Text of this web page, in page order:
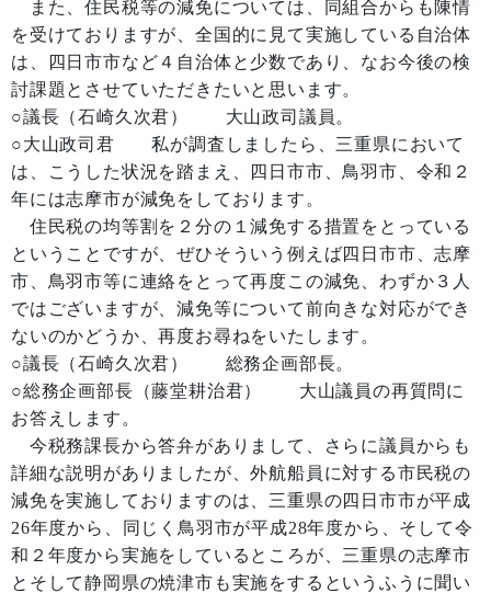
また、住民税等の減免については、同組合からも陳情
を受けておりますが、全国的に見て実施している自治体
は、四日市市など４自治体と少数であり、なお今後の検
討課題とさせていただきたいと思います。
○議長（石崎久次君） 大山政司議員。
○大山政司君 私が調査しましたら、三重県において
は、こうした状況を踏まえ、四日市市、鳥羽市、令和２
年には志摩市が減免をしております。
住民税の均等割を２分の１減免する措置をとっている
ということですが、ぜひそういう例えば四日市市、志摩
市、鳥羽市等に連絡をとって再度この減免、わずか３人
ではございますが、減免等について前向きな対応ができ
ないのかどうか、再度お尋ねをいたします。
○議長（石崎久次君） 総務企画部長。
○総務企画部長（藤堂耕治君） 大山議員の再質問に
お答えします。
今税務課長から答弁がありまして、さらに議員からも
詳細な説明がありましたが、外航船員に対する市民税の
減免を実施しておりますのは、三重県の四日市市が平成
26年度から、同じく鳥羽市が平成28年度から、そして令
和２年度から実施をしているところが、三重県の志摩市
とそして静岡県の焼津市も実施をするというふうに聞い